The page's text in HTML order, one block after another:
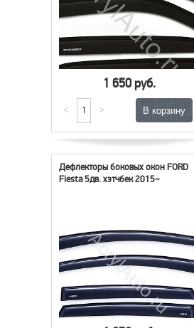
1 650 руб.
< >
Дефлекторы боковых окон FORD
Fiesta 5дв. хэтчбек 2015~